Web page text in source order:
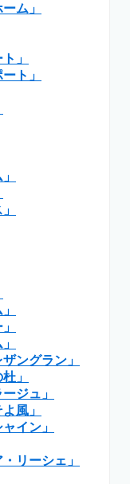
ム」
」
ト」
ングラン」
」
ジュ」
風」
イン」
リーシェ」